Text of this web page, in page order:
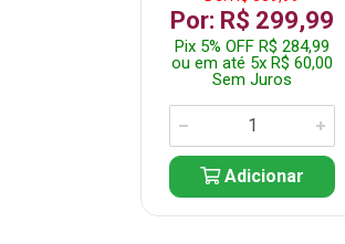
Por: R$ 299,99
Pix 5% OFF R$ 284,99
ou em até 5x R$ 60,00
Sem Juros
Adicionar